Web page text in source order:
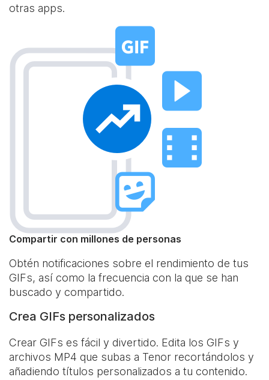
otras apps.
Compartir con millones de personas
Obtén notificaciones sobre el rendimiento de tus
GIFs, así como la frecuencia con la que se han
buscado y compartido.
Crea GIFs personalizados
Crear GIFs es fácil y divertido. Edita los GIFs y
archivos MP4 que subas a Tenor recortándolos y
añadiendo títulos personalizados a tu contenido.